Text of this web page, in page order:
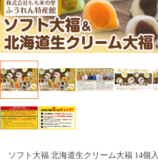
ソフト大福 北海道生クリーム大福 14個